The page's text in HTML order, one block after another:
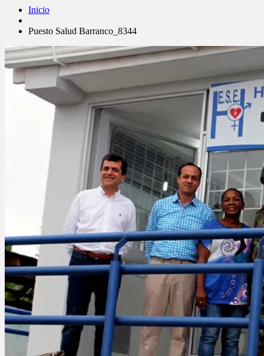
Inicio
Puesto Salud Barranco_8344